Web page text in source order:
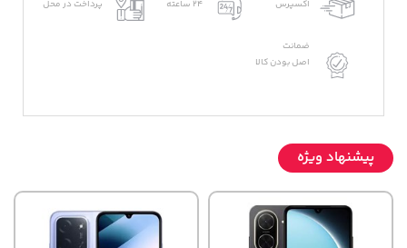
اکسپرس
24 ساعته
پرداخت در محل
ضمانت
اصل بودن کالا
پیشنهاد ویژه